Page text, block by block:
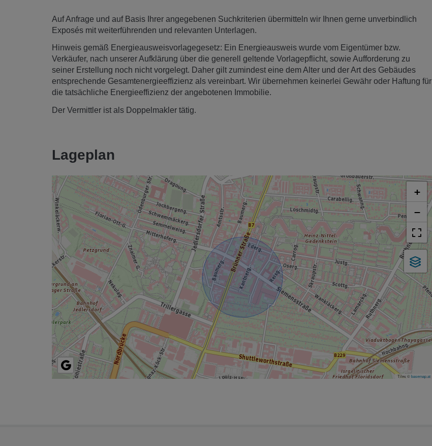
Auf Anfrage und auf Basis Ihrer angegebenen Suchkriterien übermitteln wir Ihnen gerne unverbindlich
Exposés mit weiterführenden und relevanten Unterlagen.
Hinweis gemäß Energieausweisvorlagegesetz: Ein Energieausweis wurde vom Eigentümer bzw.
Verkäufer, nach unserer Aufklärung über die generell geltende Vorlagepflicht, sowie Aufforderung zu
seiner Erstellung noch nicht vorgelegt. Daher gilt zumindest eine dem Alter und der Art des Gebäudes
entsprechende Gesamtenergieeffizienz als vereinbart. Wir übernehmen keinerlei Gewähr oder Haftung für
die tatsächliche Energieeffizienz der angebotenen Immobilie.
Der Vermittler ist als Doppelmakler tätig.
Lageplan
+
−
Tiles ©basemap.at